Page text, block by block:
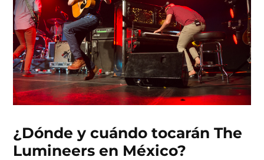
¿Dónde y cuándo tocarán The
Lumineers en México?